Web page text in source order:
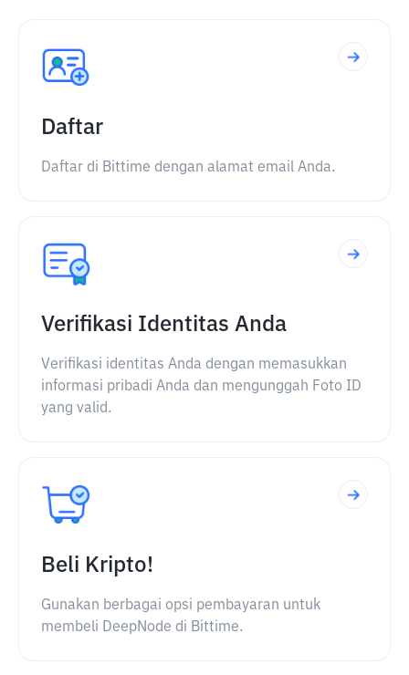
Daftar
Daftar di Bittime dengan alamat email Anda.
Verifikasi Identitas Anda
Verifikasi identitas Anda dengan memasukkan
informasi pribadi Anda dan mengunggah Foto ID
yang valid.
Beli Kripto!
Gunakan berbagai opsi pembayaran untuk
membeli DeepNode di Bittime.